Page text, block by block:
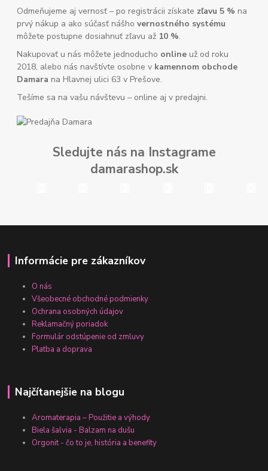
Odmeňujeme aj vernosť – po registrácii získate zľavu 5 % na
prvý nákup a ako súčasť nášhovernostného systému
môžete postupne dosiahnuť zľavu až 10 %.
Nakupovať u nás môžete jednoducho online už od roku
2018, alebo nás navštívte osobne v kamennom obchode
Damara na Hlavnej ulici 63 v Prešove.
Tešíme sa na vašu návštevu – online aj v predajni.
Sledujte nás na Instagrame
damarashop.sk
Informácie pre zákazníkov
O nás
Všeobecné obchodné podmienky
Ochrana osobných údajov
Reklamačný poriadok
Formulár odstúpenie od zmluvy
Platba a doprava
Najčítanejšie na blogu
Aromaterapia – Použitie a výhody
Biela šalvia - Balzam na dušu
Orgonit - čo to je, história a benefity